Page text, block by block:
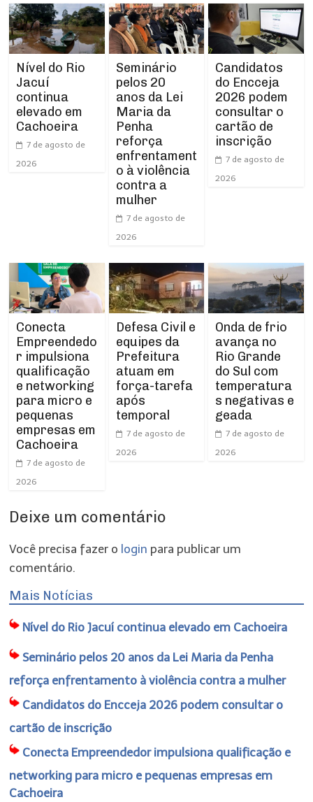
Nível do Rio
Jacuí
continua
elevado em
Cachoeira
7 de agosto de
2026
Seminário
pelos 20
anos da Lei
Maria da
Penha
reforça
enfrentament
o à violência
contra a
mulher
7 de agosto de
2026
Candidatos
do Encceja
2026 podem
consultar o
cartão de
inscrição
7 de agosto de
2026
Conecta
Empreendedo
r impulsiona
qualificação
e networking
para micro e
pequenas
empresas em
Cachoeira
7 de agosto de
2026
Defesa Civil e
equipes da
Prefeitura
atuam em
força-tarefa
após
temporal
7 de agosto de
2026
Onda de frio
avança no
Rio Grande
do Sul com
temperatura
s negativas e
geada
7 de agosto de
2026
Deixe um comentário
Você precisa fazer o login para publicar um
comentário.
Mais Notícias
Nível do Rio Jacuí continua elevado em Cachoeira
Seminário pelos 20 anos da Lei Maria da Penha
reforça enfrentamento à violência contra a mulher
Candidatos do Encceja 2026 podem consultar o
cartão de inscrição
Conecta Empreendedor impulsiona qualificação e
networking para micro e pequenas empresas em
Cachoeira